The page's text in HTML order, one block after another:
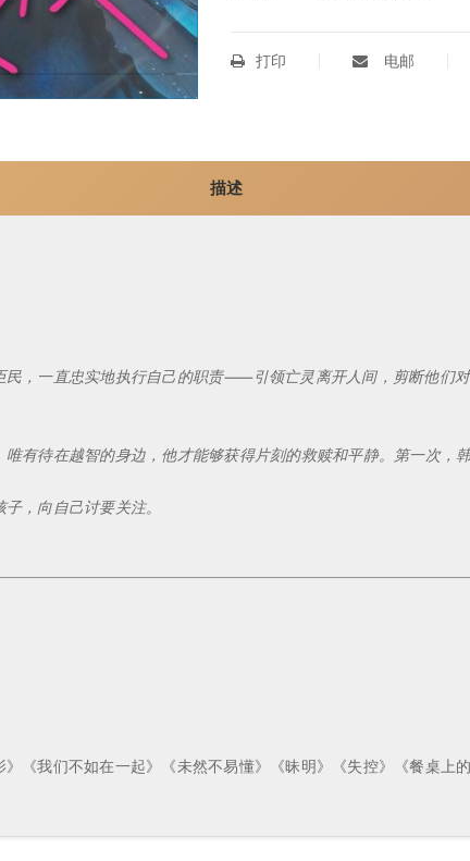
打印 电邮
描述
，一直忠实地执行自己的职责⸺引领亡灵离开人间，剪断他们
有待在越智的身边，他才能够获得片刻的救赎和平静。第一次，
，向自己讨要关注。
《我们不如在一起》《未然不易懂》《昧明》《失控》《餐桌上